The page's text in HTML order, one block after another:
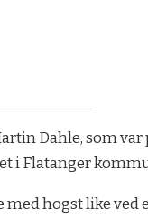
Dahle, som var
i Flatanger
hogst like